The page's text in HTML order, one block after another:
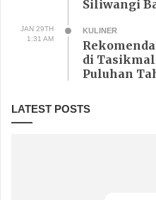
Siliwangi
JAN 29TH
1:31 AM
KULINER
di
Puluhan
LATEST POSTS